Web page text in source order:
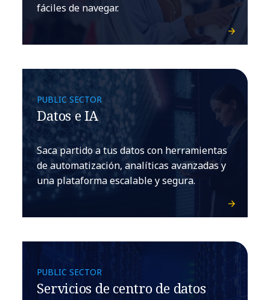
fáciles de navegar.
PUBLIC SECTOR
Datos e IA
Saca partido a tus datos con herramientas
de automatización, analíticas avanzadas y
una plataforma escalable y segura.
PUBLIC SECTOR
Servicios de centro de datos